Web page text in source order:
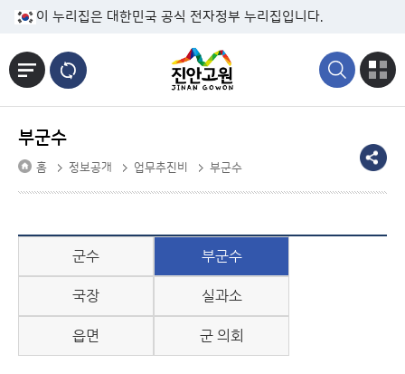
본문바로가기
이 누리집은 대한민국 공식 전자정부 누리집입니다.
부군수
홈 정보공개 업무추진비 부군수
군수 부군수
국장 실과소
읍면 군 의회